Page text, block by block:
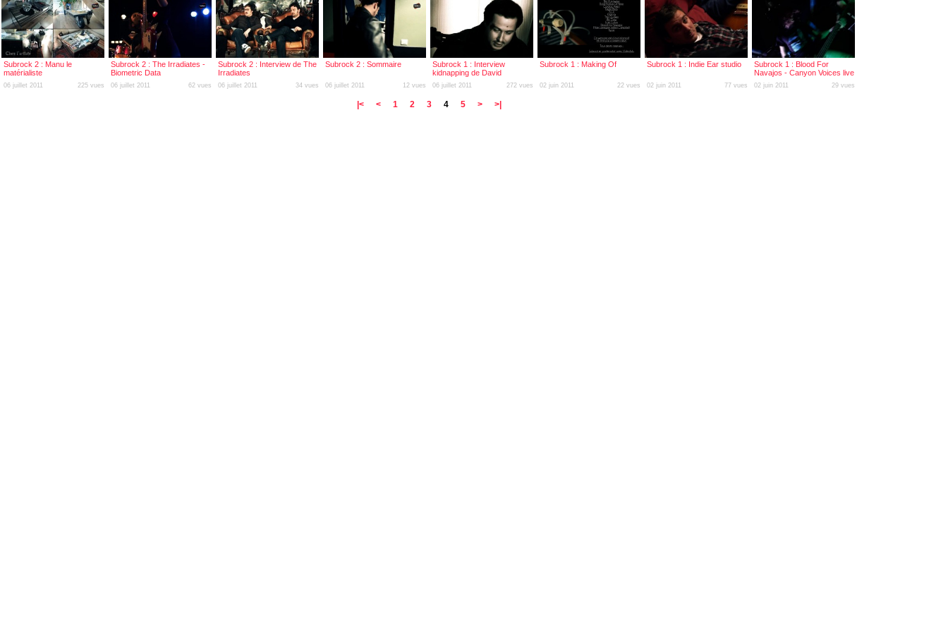
Subrock 2 : Manu le
matérialiste
06 juillet 2011 225 vues
Subrock 2 : The Irradiates -
Biometric Data
06 juillet 2011 62 vues
Subrock 2 : Interview de The
Irradiates
06 juillet 2011 34 vues
Subrock 2 : Sommaire
06 juillet 2011 12 vues
Subrock 1 : Interview
kidnapping de David
Demange, agent du Moloco
06 juillet 2011 272 vues
Subrock 1 : Making Of
02 juin 2011 22 vues
Subrock 1 : Indie Ear studio
02 juin 2011 77 vues
Subrock 1 : Blood For
Navajos - Canyon Voices live
02 juin 2011 29 vues
|< < 1 2 3 4 5 > >|